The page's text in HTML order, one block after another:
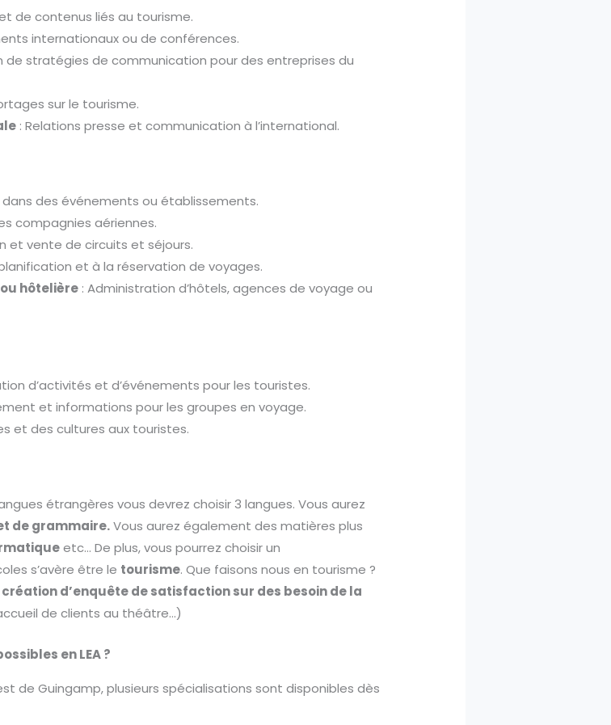
de contenus liés au tourisme.
internationaux ou de conférences.
de stratégies de communication pour des entreprises du
sur le tourisme.
: Relations presse et communication à l’international.
dans des événements ou établissements.
compagnies aériennes.
et vente de circuits et séjours.
et à la réservation de voyages.
hôtelière : Administration d’hôtels, agences de voyage ou
d’activités et d’événements pour les touristes.
et informations pour les groupes en voyage.
et des cultures aux touristes.
étrangères vous devrez choisir 3 langues. Vous aurez
de grammaire.Vous aurez également des matières plus
etc… De plus, vous pourrez choisir un
s’avère être le tourisme. Que faisons nous en tourisme ?
création d’enquête de satisfaction sur des besoin de la
de clients au théâtre…)
en LEA ?
de Guingamp, plusieurs spécialisations sont disponibles dès